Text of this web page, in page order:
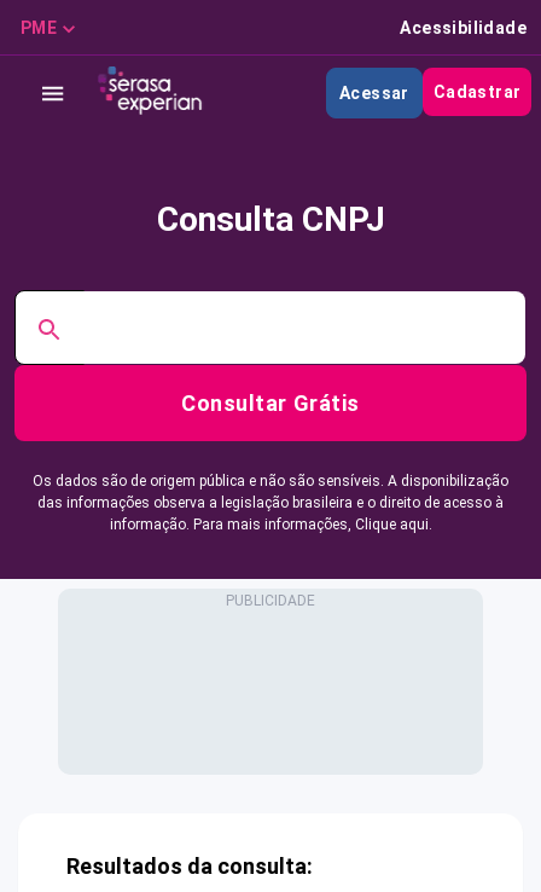
PME Acessibilidade
Acessar Cadastrar
Consulta CNPJ
Consultar Grátis
Os dados são de origem pública e não são sensíveis. A disponibilização
das informações observa a legislação brasileira e o direito de acesso à
informação. Para mais informações, Clique aqui.
Resultados da consulta: